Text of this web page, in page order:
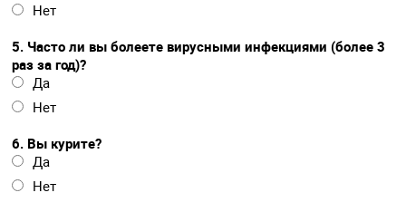
Нет
5. Часто ли вы болеете вирусными инфекциями (более 3
раз за год)?
Да
Нет
6. Вы курите?
Да
Нет